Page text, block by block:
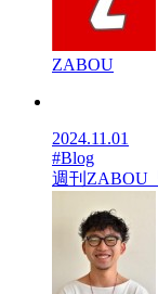
ZABOU
2024.11.01
#Blog
週刊ZABOU